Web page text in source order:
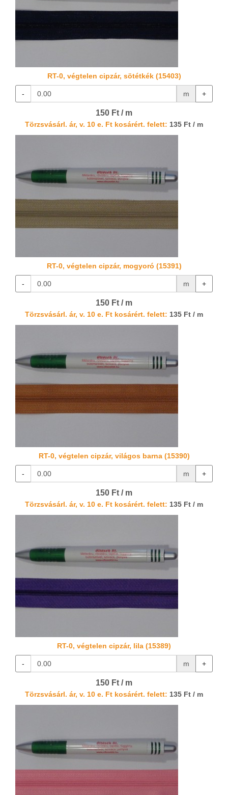
RT-0, végtelen cipzár, sötétkék (15403)
- m +
150 Ft / m
Törzsvásárl. ár, v. 10 e. Ft kosárért. felett: 135 Ft / m
RT-0, végtelen cipzár, mogyoró (15391)
- m +
150 Ft / m
Törzsvásárl. ár, v. 10 e. Ft kosárért. felett: 135 Ft / m
RT-0, végtelen cipzár, világos barna (15390)
- m +
150 Ft / m
Törzsvásárl. ár, v. 10 e. Ft kosárért. felett: 135 Ft / m
RT-0, végtelen cipzár, lila (15389)
- m +
150 Ft / m
Törzsvásárl. ár, v. 10 e. Ft kosárért. felett: 135 Ft / m